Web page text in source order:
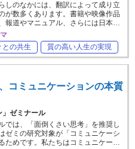
しのなかには、翻訳によって成り立
が数多くあります。書籍や映像作品
報道やマニュアル、さらには日本…
との共生
質の高い人生の実現
コミュニケーションの本質
」ゼミナール
では、「面倒くさい思考」を推奨し
ゼミの研究対象が「コミュニケーシ
ためです。私たちはコミュニケー…